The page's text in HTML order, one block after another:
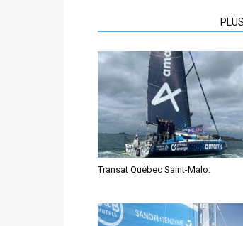
Transat Québec Saint-Malo.